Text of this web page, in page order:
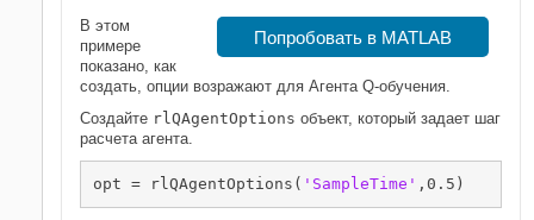
Попробовать в MATLAB
В этом
примере
показано, как
создать, опции возражают для Агента Q-обучения.
Создайте rlQAgentOptions объект, который задает шаг
расчета агента.
opt = rlQAgentOptions( 'SampleTime' ,0.5)